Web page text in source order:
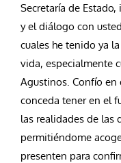
Secretaría de
y el diálogo con
cuales he tenido ya
vida, especialmente
Agustinos. Confío en
conceda tener en el
las realidades de las
permitiéndome
presenten para